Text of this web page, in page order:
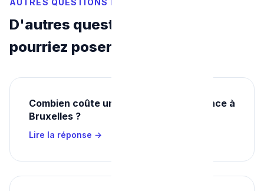
AUTRES QUESTIONS FRÉQUENTES
D'autres questions que vous
pourriez poser
Combien coûte un débouchage d'urgence à
Bruxelles ?
Lire la réponse →